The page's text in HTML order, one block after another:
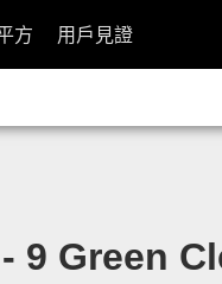
方 用戶見證
- 9 Green